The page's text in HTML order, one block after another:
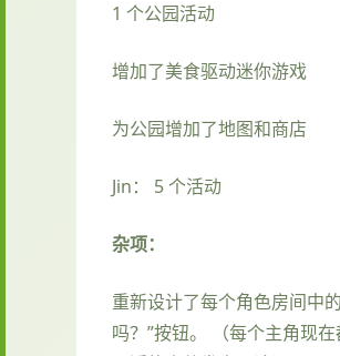
1 个公园活动
增加了美食驱动迷你游戏
为公园增加了地图和商店
Jin： 5 个活动
杂项：
重新设计了每个角色房间中
吗？”按钮。 （每个主角现